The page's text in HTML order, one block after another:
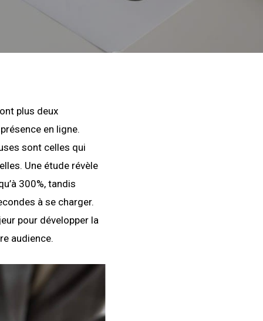
plus deux
en ligne.
sont celles qui
Une étude révèle
300%, tandis
à se charger.
pour développer la
audience.